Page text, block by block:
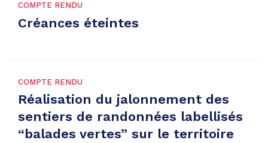
COMPTE RENDU
Créances éteintes
COMPTE RENDU
Réalisation du jalonnement des
sentiers de randonnées labellisés
“balades vertes” sur le territoire